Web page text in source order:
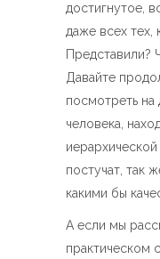
достигнутое,
даже всех тех,
Представили?
Давайте
посмотреть
человека,
постучат, так
какими бы
А если мы
практическом